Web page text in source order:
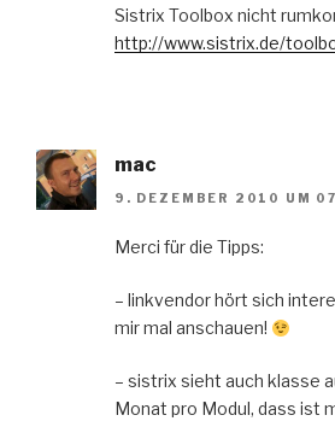
Sistrix Toolbox nicht
http://www.sistrix.de/
mac
9. DEZEMBER 2010 UM
Merci für die Tipps:
– linkvendor hört sich
mir mal anschauen!
– sistrix sieht auch klasse
Monat pro Modul, dass ist